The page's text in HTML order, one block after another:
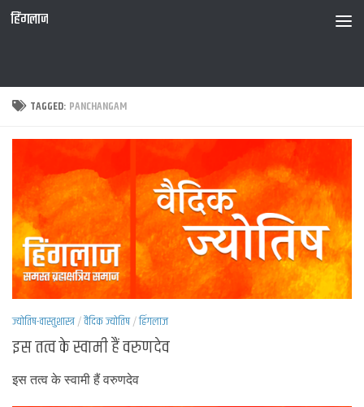
हिंगलाज
TAGGED: PANCHANGAM
ज्योतिष-वास्तुशास्त्र/वैदिक ज्योतिष/हिंगलाज
इस तत्व के स्वामी हैं वरुणदेव
इस तत्व के स्वामी हैं वरुणदेव